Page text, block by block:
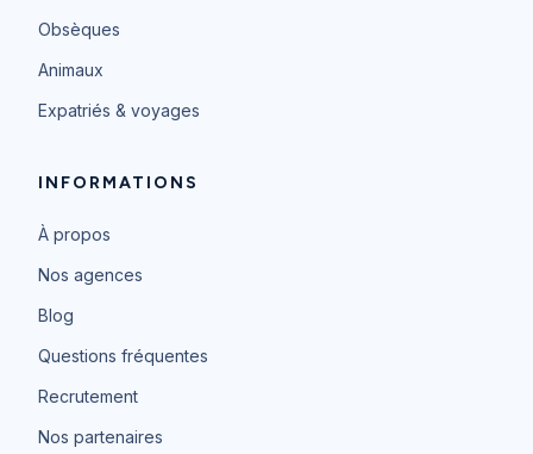
Obsèques
Animaux
Expatriés & voyages
INFORMATIONS
À propos
Nos agences
Blog
Questions fréquentes
Recrutement
Nos partenaires